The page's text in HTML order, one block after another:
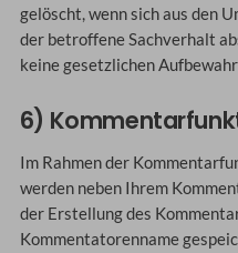
gelöscht, wenn sich aus den
der betroffene Sachverhalt
keine gesetzlichen
6)
Im Rahmen der
werden neben Ihrem
der Erstellung des
Kommentatorenname